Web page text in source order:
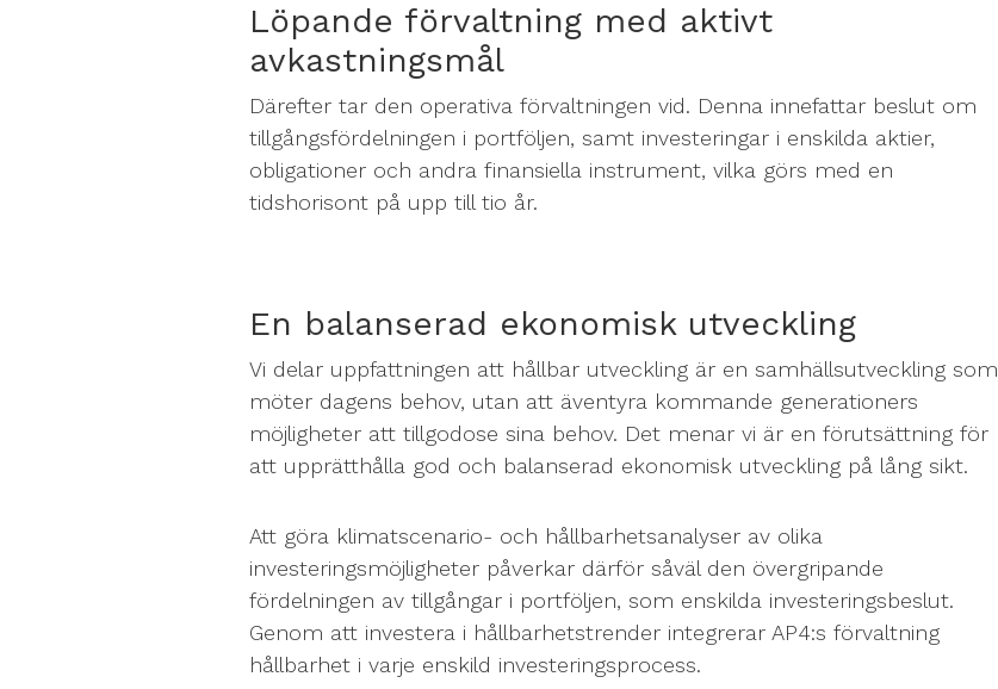
Löpande förvaltning med aktivt
avkastningsmål
Därefter tar den operativa förvaltningen vid. Denna innefattar beslut om
tillgångsfördelningen i portföljen, samt investeringar i enskilda aktier,
obligationer och andra finansiella instrument, vilka görs med en
tidshorisont på upp till tio år.
En balanserad ekonomisk utveckling
Vi delar uppfattningen att hållbar utveckling är en samhällsutveckling som
möter dagens behov, utan att äventyra kommande generationers
möjligheter att tillgodose sina behov. Det menar vi är en förutsättning för
att upprätthålla god och balanserad ekonomisk utveckling på lång sikt.
Att göra klimatscenario- och hållbarhetsanalyser av olika
investeringsmöjligheter påverkar därför såväl den övergripande
fördelningen av tillgångar i portföljen, som enskilda investeringsbeslut.
Genom att investera i hållbarhetstrender integrerar AP4:s förvaltning
hållbarhet i varje enskild investeringsprocess.